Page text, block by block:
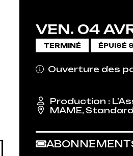
VEN. 04
TERMINÉ ÉPUISÉ
Ouverture des
Production :
MAME,